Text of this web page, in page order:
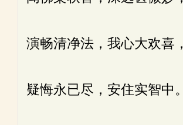
演畅清净法，我心大欢喜，
疑悔永已尽，安住实智中。